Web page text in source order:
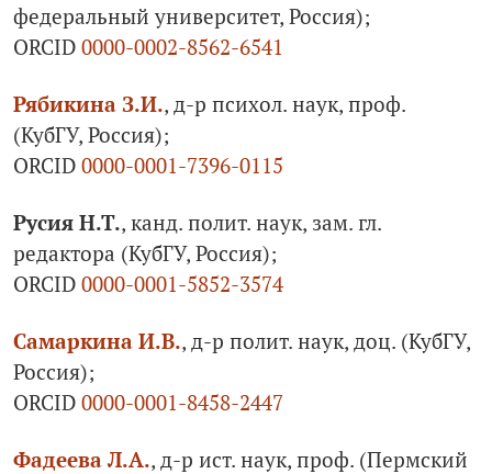
федеральный университет, Россия);
ORCID 0000-0002-8562-6541
Рябикина З.И., д-р психол. наук, проф.
(КубГУ, Россия);
ORCID 0000-0001-7396-0115
Русия Н.Т., канд. полит. наук, зам. гл.
редактора (КубГУ, Россия);
ORCID 0000-0001-5852-3574
Самаркина И.В., д-р полит. наук, доц. (КубГУ,
Россия);
ORCID 0000-0001-8458-2447
Фадеева Л.А., д-р ист. наук, проф. (Пермский